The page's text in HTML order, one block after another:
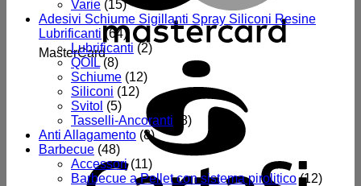
MasterCard
Varie (15)
Adesivi Schiume Sigillanti Spray Siliconi Resine
Lubrificanti (64)
Lubrificanti (2)
QOIL (8)
Schiume (12)
Siliconi (12)
Svitol (5)
Tasselli-Ancoranti
(8)
Anti Allagamento (8)
Barbecue (48)
Accessori (11)
Barbecue a Pellet con sistema pirolitico (12)